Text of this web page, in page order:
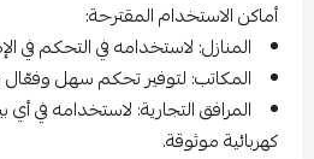
أماكن الاستخدام المقترحة:
المنازل: لاستخدامه في التحكم في
المكاتب: لتوفير تحكم سهل وفعّال
المرافق التجارية: لاستخدامه في
كهربائية موثوقة.